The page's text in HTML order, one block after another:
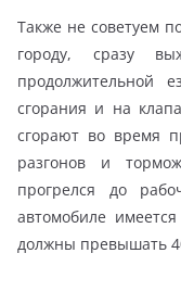
Также не советуем
городу, сразу
продолжительной
сгорания и на
сгорают во время
разгонов и
прогрелся до
автомобиле
должны превышать